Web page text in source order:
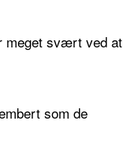
meget svært ved at
som de